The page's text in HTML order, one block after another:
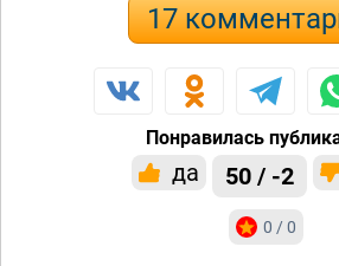
17
Понравилась
да 50 / -2
0 / 0